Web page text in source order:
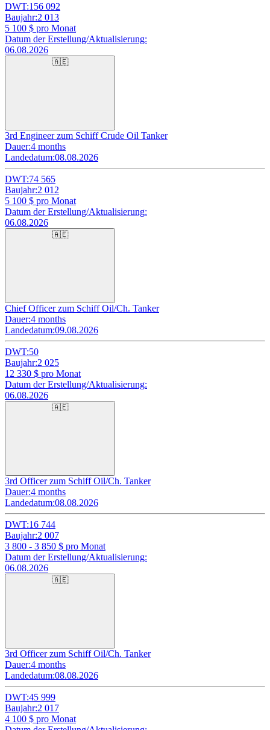
DWT:156 092
Baujahr:2 013
5 100 $ pro Monat
Datum der Erstellung/Aktualisierung:
06.08.2026
🇦🇪
3rd Engineer zum Schiff Crude Oil Tanker
Dauer:4 months
Landedatum:08.08.2026
DWT:74 565
Baujahr:2 012
5 100 $ pro Monat
Datum der Erstellung/Aktualisierung:
06.08.2026
🇦🇪
Chief Officer zum Schiff Oil/Ch. Tanker
Dauer:4 months
Landedatum:09.08.2026
DWT:50
Baujahr:2 025
12 330 $ pro Monat
Datum der Erstellung/Aktualisierung:
06.08.2026
🇦🇪
3rd Officer zum Schiff Oil/Ch. Tanker
Dauer:4 months
Landedatum:08.08.2026
DWT:16 744
Baujahr:2 007
3 800 - 3 850 $ pro Monat
Datum der Erstellung/Aktualisierung:
06.08.2026
🇦🇪
3rd Officer zum Schiff Oil/Ch. Tanker
Dauer:4 months
Landedatum:08.08.2026
DWT:45 999
Baujahr:2 017
4 100 $ pro Monat